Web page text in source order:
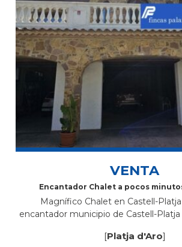
VENTA
Encantador Chalet a pocos
Magnífico Chalet en Castell-Platja
encantador municipio de Castell-Platja
en el centro de la...
[Platja d'Aro]